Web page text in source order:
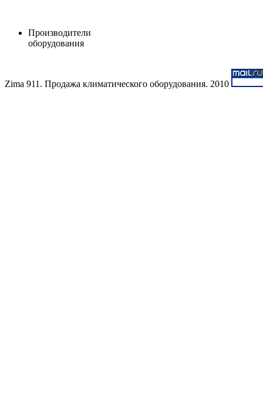
Производители
оборудования
Zima 911. Продажа климатического оборудования. 2010